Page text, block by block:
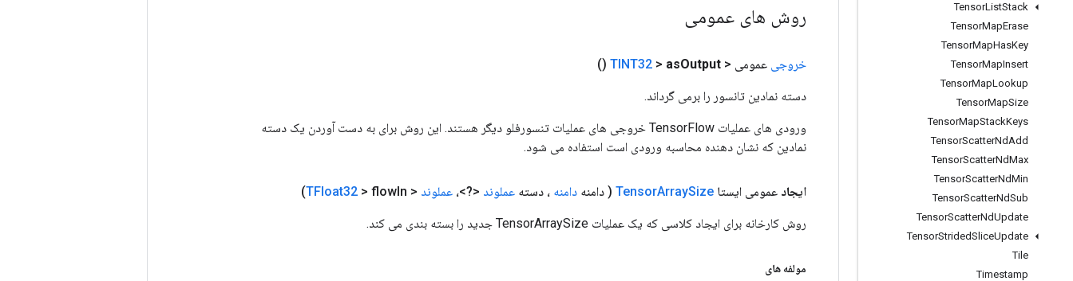
TensorListStack
TensorMapErase
TensorMapHasKey
TensorMapInsert
TensorMapLookup
TensorMapSize
TensorMapStackKeys
TensorScatterNdAdd
TensorScatterNdMax
TensorScatterNdMin
TensorScatterNdSub
TensorScatterNdUpdate
TensorStridedSliceUpdate
Tile
Timestamp
روش های عمومی
خروجی عمومی < TINT32 > asOutput
()
دسته نمادین تانسور را برمی گرداند.
ورودی های عملیات TensorFlow خروجی های عملیات تنسورفلو دیگر هستند. این روش برای به دست آوردن یک دسته
نمادین که نشان دهنده محاسبه ورودی است استفاده می شود.
ایجاد عمومی ایستا TensorArraySize ( دامنه دامنه ، دسته عملوند <?>، عملوند <
TFloat32 > flowIn)
روش کارخانه برای ایجاد کلاسی که یک عملیات TensorArraySize جدید را بسته بندی می کند.
مولفه های